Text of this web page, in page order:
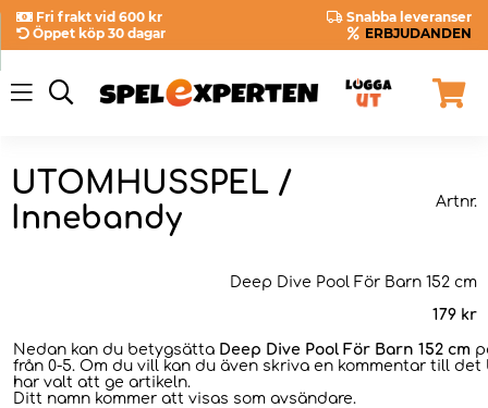
Fri frakt vid 600 kr
Snabba leveranser
Öppet köp 30 dagar
ERBJUDANDEN
UTOMHUSSPEL /
Innebandy
Artnr.
Deep Dive Pool För Barn 152 cm
179 kr
Nedan kan du betygsätta Deep Dive Pool För Barn 152 cm
från 0-5. Om du vill kan du även skriva en kommentar till det
har valt att ge artikeln.
Ditt namn kommer att visas som avsändare.